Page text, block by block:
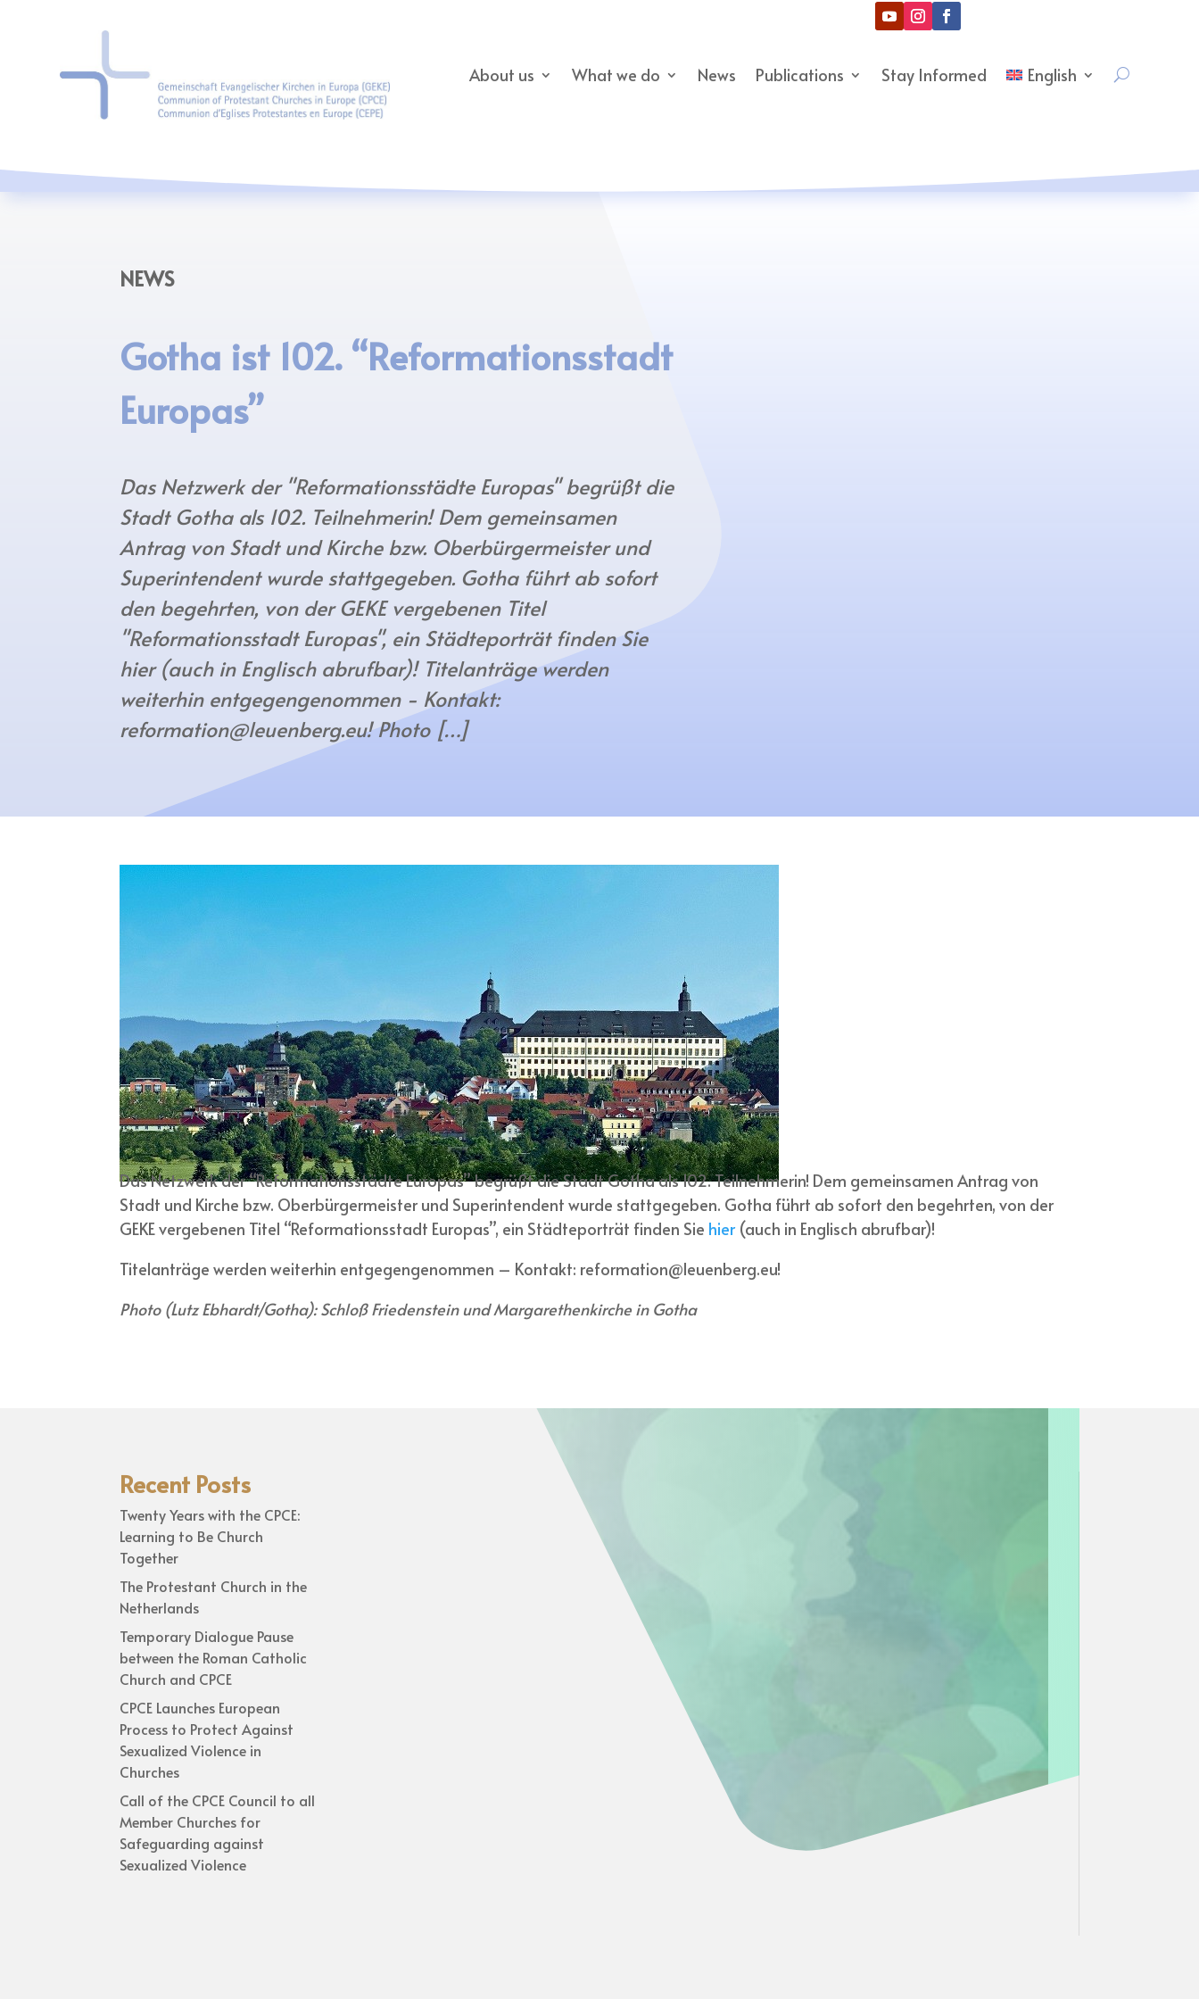
About us What we do News Publications Stay Informed English
NEWS
Gotha ist 102. “Reformationsstadt
Europas”
Das Netzwerk der "Reformationsstädte Europas" begrüßt die
Stadt Gotha als 102. Teilnehmerin! Dem gemeinsamen
Antrag von Stadt und Kirche bzw. Oberbürgermeister und
Superintendent wurde stattgegeben. Gotha führt ab sofort
den begehrten, von der GEKE vergebenen Titel
"Reformationsstadt Europas", ein Städteporträt finden Sie
hier (auch in Englisch abrufbar)! Titelanträge werden
weiterhin entgegengenommen - Kontakt:
reformation@leuenberg.eu! Photo […]
Das Netzwerk der “Reformationsstädte Europas” begrüßt die Stadt Gotha als 102. Teilnehmerin! Dem gemeinsamen Antrag von
Stadt und Kirche bzw. Oberbürgermeister und Superintendent wurde stattgegeben. Gotha führt ab sofort den begehrten, von der
GEKE vergebenen Titel “Reformationsstadt Europas”, ein Städteporträt finden Sie hier(auch in Englisch abrufbar)!
Titelanträge werden weiterhin entgegengenommen – Kontakt: reformation@leuenberg.eu!
Photo (Lutz Ebhardt/Gotha): Schloß Friedenstein und Margarethenkirche in Gotha
Recent Posts
Twenty Years with the CPCE:
Learning to Be Church
Together
The Protestant Church in the
Netherlands
Temporary Dialogue Pause
between the Roman Catholic
Church and CPCE
CPCE Launches European
Process to Protect Against
Sexualized Violence in
Churches
Call of the CPCE Council to all
Member Churches for
Safeguarding against
Sexualized Violence